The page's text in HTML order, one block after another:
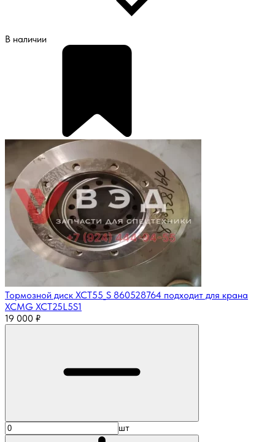
В наличии
Тормозной диск XCT55_S 860528764 подходит для крана
XCMG XCT25L5S1
19 000 ₽
шт